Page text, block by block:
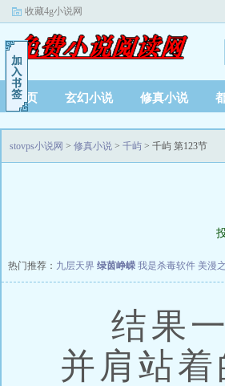
收藏4g小说网
首页 玄幻小说 修真小说
stovps小说网 > 修真小说 > 千屿 > 千屿 第123节
热门推荐： 九层天界 绿茵峥嵘 我是杀毒软件 美漫
结果一
并肩站